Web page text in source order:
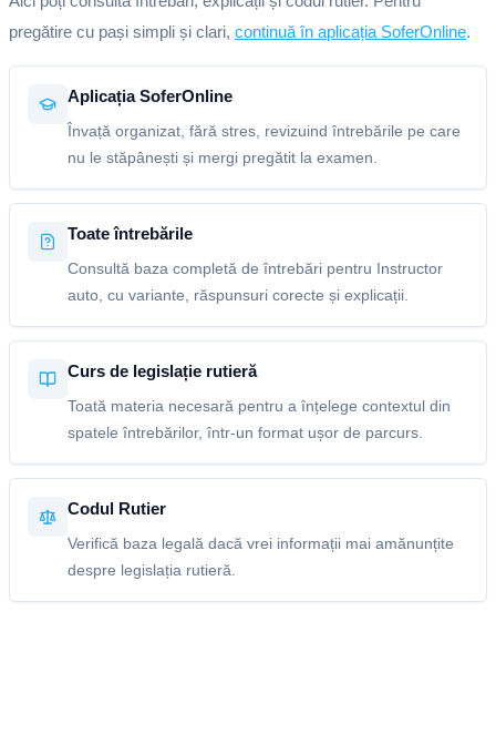
pregătire cu pași simpli și clari, continuă în aplicația SoferOnline.
Aplicația SoferOnline
Învață organizat, fără stres, revizuind întrebările pe care
nu le stăpânești și mergi pregătit la examen.
Toate întrebările
Consultă baza completă de întrebări pentru Instructor
auto, cu variante, răspunsuri corecte și explicații.
Curs de legislație rutieră
Toată materia necesară pentru a înțelege contextul din
spatele întrebărilor, într-un format ușor de parcurs.
Codul Rutier
Verifică baza legală dacă vrei informații mai amănunțite
despre legislația rutieră.